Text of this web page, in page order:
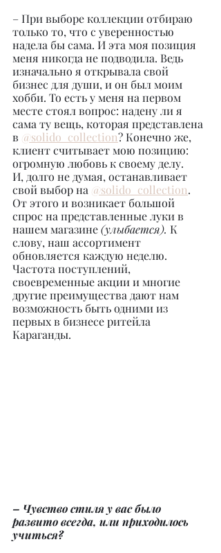
– При выборе коллекции отбираю
только то, что с уверенностью
надела бы сама. И эта моя позиция
меня никогда не подводила. Ведь
изначально я открывала свой
бизнес для души, и он был моим
хобби. То есть у меня на первом
месте стоял вопрос: надену ли я
сама ту вещь, которая представлена
в @solido_collection? Конечно же,
клиент считывает мою позицию:
огромную любовь к своему делу.
И, долго не думая, останавливает
свой выбор на @solido_collection.
От этого и возникает большой
спрос на представленные луки в
нашем магазине (улыбается). К
слову, наш ассортимент
обновляется каждую неделю.
Частота поступлений,
своевременные акции и многие
другие преимущества дают нам
возможность быть одними из
первых в бизнесе ритейла
Караганды.
– Чувство стиля у вас было
развито всегда, или приходилось
учиться?